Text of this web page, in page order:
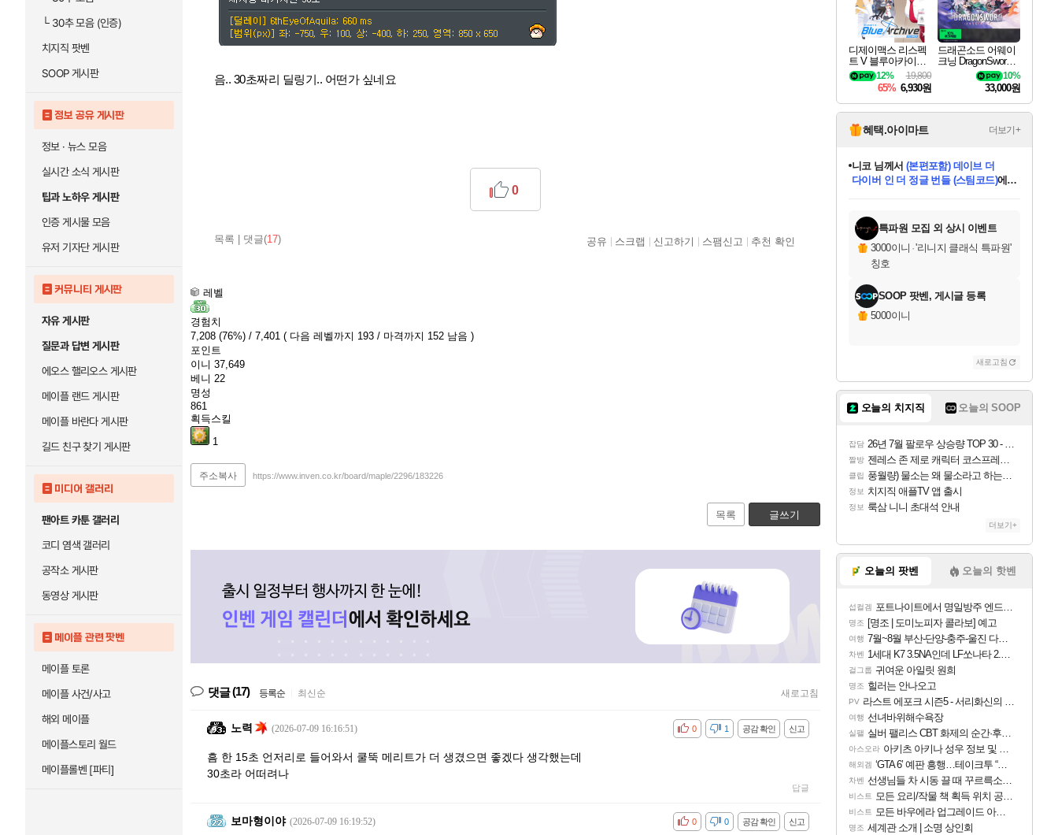
└30추 모음 (인증)
치지직 팟벤
SOOP 게시판
정보 공유 게시판
정보 · 뉴스 모음
실시간 소식 게시판
팁과 노하우 게시판
인증 게시물 모음
유저 기자단 게시판
커뮤니티 게시판
자유 게시판
질문과 답변 게시판
에오스 핼리오스 게시판
메이플 랜드 게시판
메이플 바란다 게시판
길드 친구 찾기 게시판
미디어 갤러리
팬아트 카툰 갤러리
코디 염색 갤러리
공작소 게시판
동영상 게시판
메이플 관련 팟벤
메이플 토론
메이플 사건/사고
해외 메이플
메이플스토리 월드
메이플롤벤 [파티]
음.. 30초짜리 딜링기.. 어떤가 싶네요
목록 댓글(17)
0
공유 스크랩 신고하기 스팸신고 추천 확인
레벨
경험치
7,208 (76%) / 7,401 ( 다음 레벨까지 193 / 마격까지 152 남음 )
포인트
이니 37,649
베니 22
명성
861
획득스킬
1
주소복사 https://www.inven.co.kr/board/maple/2296/183226
목록 글쓰기
댓글(17) 등록순 최신순 새로고침
노력 (2026-07-09 16:16:51) 신고
공감 확인
비공감 1
0
흠 한 15초 언저리로 들어와서 쿨뚝 메리트가 더 생겼으면 좋겠다 생각했는데
30초라 어떠려나
답글
보마형이야 (2026-07-09 16:19:52) 신고
공감 확인
비공감 0
0
디제이맥스 리스펙
트 V 블루아카이브
팩 DJMAX RESPE
CT V Blue Archive P
ack DLC
19,800
12%
65% 6,930원
드래곤소드 어웨이
크닝 DragonSword A
10%
33,000원
혜택.아이마트 더보기+
교환.
당첨되셨습니다.
니코님께서 (본편포함) 데이브 더
다이버 인 더 정글 번들 (스팀코드)에
당첨되셨습니다.
당첨되셨습니다.
당첨되셨습니다.
당첨되셨습니다.
당첨되셨습니다.
에디션 (스팀코드)를 교환.
당첨되셨습니다.
특파원 모집 외 상시 이벤트
3000이니 ·'리니지 클래식 특파원'
칭호
SOOP 팟벤, 게시글 등록
5000이니
새로고침
오늘의 치지직 오늘의 SOOP
잡담 26년 7월 팔로우 상승량 TOP 30 - 월간 치지직
짤방 젠레스 존 제로 캐릭터 코스프레한 꽁주
클립 풍월량) 물소는 왜 물소라고 하는거야? 아! 그만 ㅋㅋ
정보 치지직 애플TV 앱 출시
정보 룩삼 니니 초대석 안내
더보기+
오늘의 팟벤 오늘의 핫벤
섭컬겜 포트나이트에서 명일방주 엔드필드 [펠리카] 판매 예정
명조 [명조 | 도미노피자 콜라보] 예고
여행 7월~8월 부산-단양-충주-울진 다녀왔어요~
차벤 1세대 K7 3.5NA인데 LF쏘나타 2.0NA 기변하면 유류비 절약이 얼마나 될까요..?
걸그룹 귀여운 아일릿 원희
명조 힐러는 안나오고
PV 라스트 에포크 시즌5 - 서리화신의 분노 티저
여행 선녀바위해수욕장
실팰 실버 팰리스 CBT 화제의 순간·후기 모음
아스오라 아키츠 아키나 성우 정보 및 주요 필모
해외겜 ‘GTA 6’ 예판 흥행…테이크투 “내부 예상 크게 넘어”
차벤 선생님들 차 시동 끌 때 꾸르륵소리나는데
비스트 모든 요리/작물 책 획득 위치 공략 (36개) - 미식가 도전과제
비스트 모든 바우에라 업그레이드 아이템 획득 위치 공략 (89개)
명조 세계관 소개 | 소명 상인회